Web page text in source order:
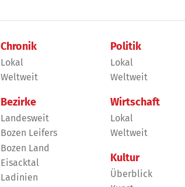
Chronik
Lokal
Weltweit
Bezirke
Landesweit
Bozen Leifers
Bozen Land
Eisacktal
Ladinien
Politik
Lokal
Weltweit
Wirtschaft
Lokal
Weltweit
Kultur
Überblick